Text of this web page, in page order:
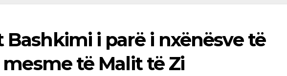
i parë i nxënësve të
të Malit të Zi